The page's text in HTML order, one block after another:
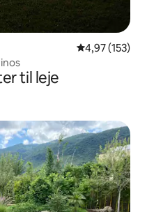
4,97 ud af 5 i
4,97 (153)
til leje